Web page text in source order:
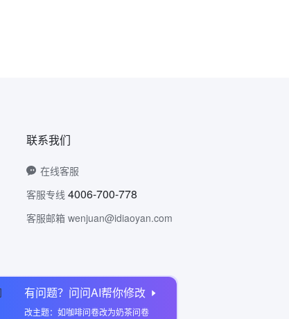
有问题？问问AI帮你修改
改主题：如咖啡问卷改为奶茶问卷
联系我们
在线客服
客服专线 4006-700-778
客服邮箱 wenjuan@idiaoyan.com
问卷网公众号